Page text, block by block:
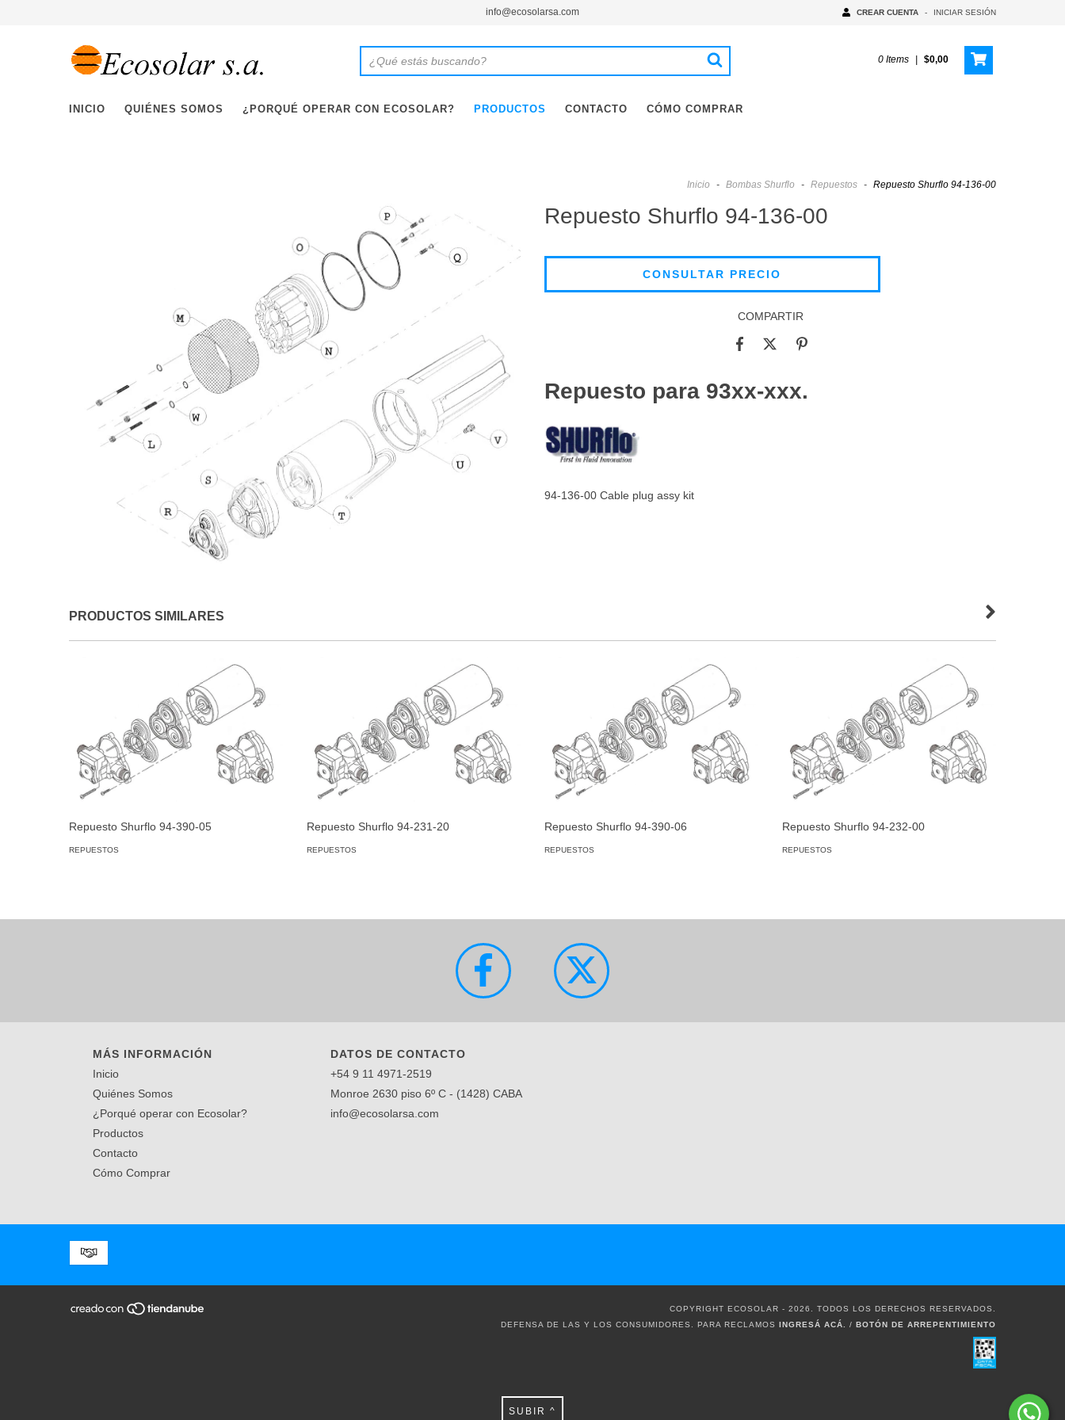
info@ecosolarsa.com CREAR CUENTA - INICIAR SESIÓN
0Items | $0,00
INICIO QUIÉNES SOMOS ¿PORQUÉ OPERAR CON ECOSOLAR? PRODUCTOS CONTACTO CÓMO COMPRAR
Inicio - Bombas Shurflo - Repuestos - Repuesto Shurflo 94-136-00
Repuesto Shurflo 94-136-00
COMPARTIR
Repuesto para 93xx-xxx.
94-136-00 Cable plug assy kit
PRODUCTOS SIMILARES
Repuesto Shurflo 94-390-05
REPUESTOS
Repuesto Shurflo 94-231-20
REPUESTOS
Repuesto Shurflo 94-390-06
REPUESTOS
Repuesto Shurflo 94-232-00
REPUESTOS
MÁS INFORMACIÓN
Inicio
Quiénes Somos
¿Porqué operar con Ecosolar?
Productos
Contacto
Cómo Comprar
DATOS DE CONTACTO
+54 9 11 4971-2519
Monroe 2630 piso 6º C - (1428) CABA
info@ecosolarsa.com
COPYRIGHT ECOSOLAR - 2026. TODOS LOS DERECHOS RESERVADOS.
DEFENSA DE LAS Y LOS CONSUMIDORES. PARA RECLAMOS INGRESÁ ACÁ. / BOTÓN DE ARREPENTIMIENTO
SUBIR ^